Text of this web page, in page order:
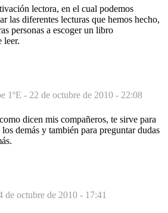
lectora, en el cual podemos
las diferentes lecturas que hemos hecho,
personas a escoger un libro
leer.
1ºE - 22 de octubre de 2010 - 22:08
dicen mis compañeros, te sirve para
demás y también para preguntar dudas
de octubre de 2010 - 17:41